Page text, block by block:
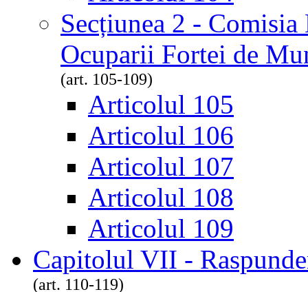
Secțiunea 2 -
Ocuparii Fortei de
(art. 105-109)
Articolul 105
Articolul 106
Articolul 107
Articolul 108
Articolul 109
Capitolul VII -
(art. 110-119)